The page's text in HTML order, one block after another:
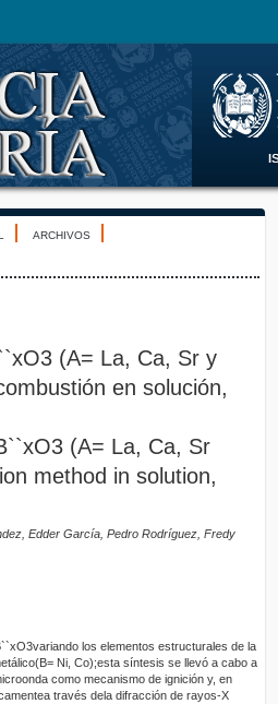
ARCHIVOS
(A= La, Ca, Sr y
en solución,
(A= La, Ca, Sr
method in solution,
Edder García, Pedro Rodríguez, Fredy
los elementos estructurales de la
Ni, Co);esta síntesis se llevó a cabo a
como mecanismo de ignición y, en
través dela difracción de rayos-X